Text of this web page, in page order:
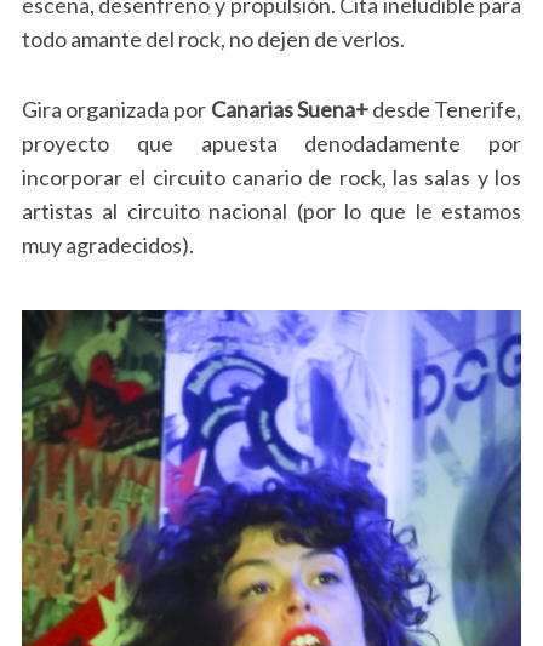
todo amante del rock, no dejen de verlos.
Gira organizada por Canarias Suena+desde Tenerife,
proyecto que apuesta denodadamente por
incorporar el circuito canario de rock, las salas y los
artistas al circuito nacional (por lo que le estamos
muy agradecidos).